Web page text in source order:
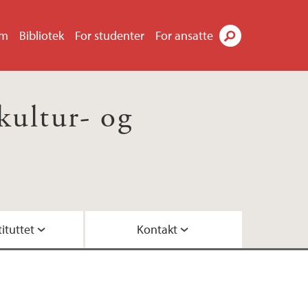
Bibliotek For studenter For ansatte
og
Kontakt